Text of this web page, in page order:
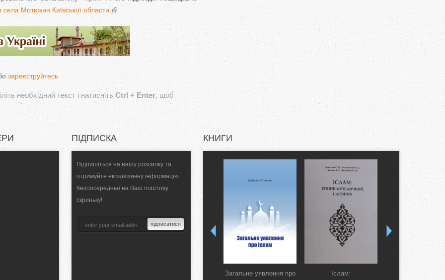
села Мотижин Київської области.
зареєструйтесь
необхідний текст і натисніть Ctrl + Enter, щоб
ПІДПИСКА
Підпишіться на нашу розсилку та
отримуйте ексклюзивну інформацію
безпосередньо на Ваш поштову
скриньку!
КНИГИ
Загальне уявлення про Іслам: Коран.